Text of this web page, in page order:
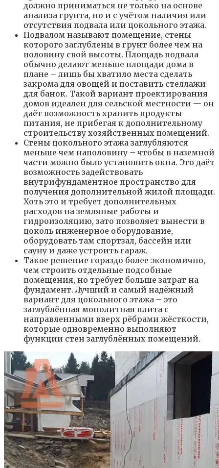
должно приниматься не только на основе
анализа грунта, но и с учётом наличия или
отсутствия подвала или цокольного этажа.
Подвалом называют помещение, стены
которого заглублены в грунт более чем на
половину свой высоты. Площадь подвала
обычно делают меньше площади дома в
плане – лишь бы хватило места сделать
закрома для овощей и поставить стеллажи
для банок. Такой вариант проектирования
домов идеален для сельской местности — он
даёт возможность хранить продукты
питания, не прибегая к дополнительному
строительству хозяйственных помещений.
Стены цокольного этажа заглубляются
меньше чем наполовину – чтобы в наземной
части можно было установить окна. Это даёт
возможность задействовать
внутрифундаментное пространство для
получения дополнительной жилой площади.
Хоть это и требует дополнительных
расходов на земляные работы и
гидроизоляцию, зато позволяет вынести в
цоколь инженерное оборудование,
оборудовать там спортзал, бассейн или
сауну и даже устроить гараж.
Такое решение гораздо более экономично,
чем строить отдельные подсобные
помещения, но требует больше затрат на
фундамент. Лучший и самый надёжный
вариант для цокольного этажа – это
заглублённая монолитная плита с
направленными вверх рёбрами жёсткости,
которые одновременно выполняют
функции стен заглублённых помещений.